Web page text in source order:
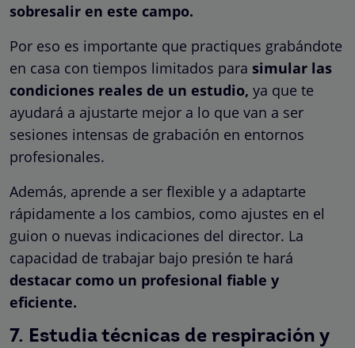
sobresalir en este campo.
Por eso es importante que practiques grabándote
en casa con tiempos limitados para simular las
condiciones reales de un estudio, ya que te
ayudará a ajustarte mejor a lo que van a ser
sesiones intensas de grabación en entornos
profesionales.
Además, aprende a ser flexible y a adaptarte
rápidamente a los cambios, como ajustes en el
guion o nuevas indicaciones del director. La
capacidad de trabajar bajo presión te hará
destacar como un profesional fiable y
eficiente.
7. Estudia técnicas de respiración y